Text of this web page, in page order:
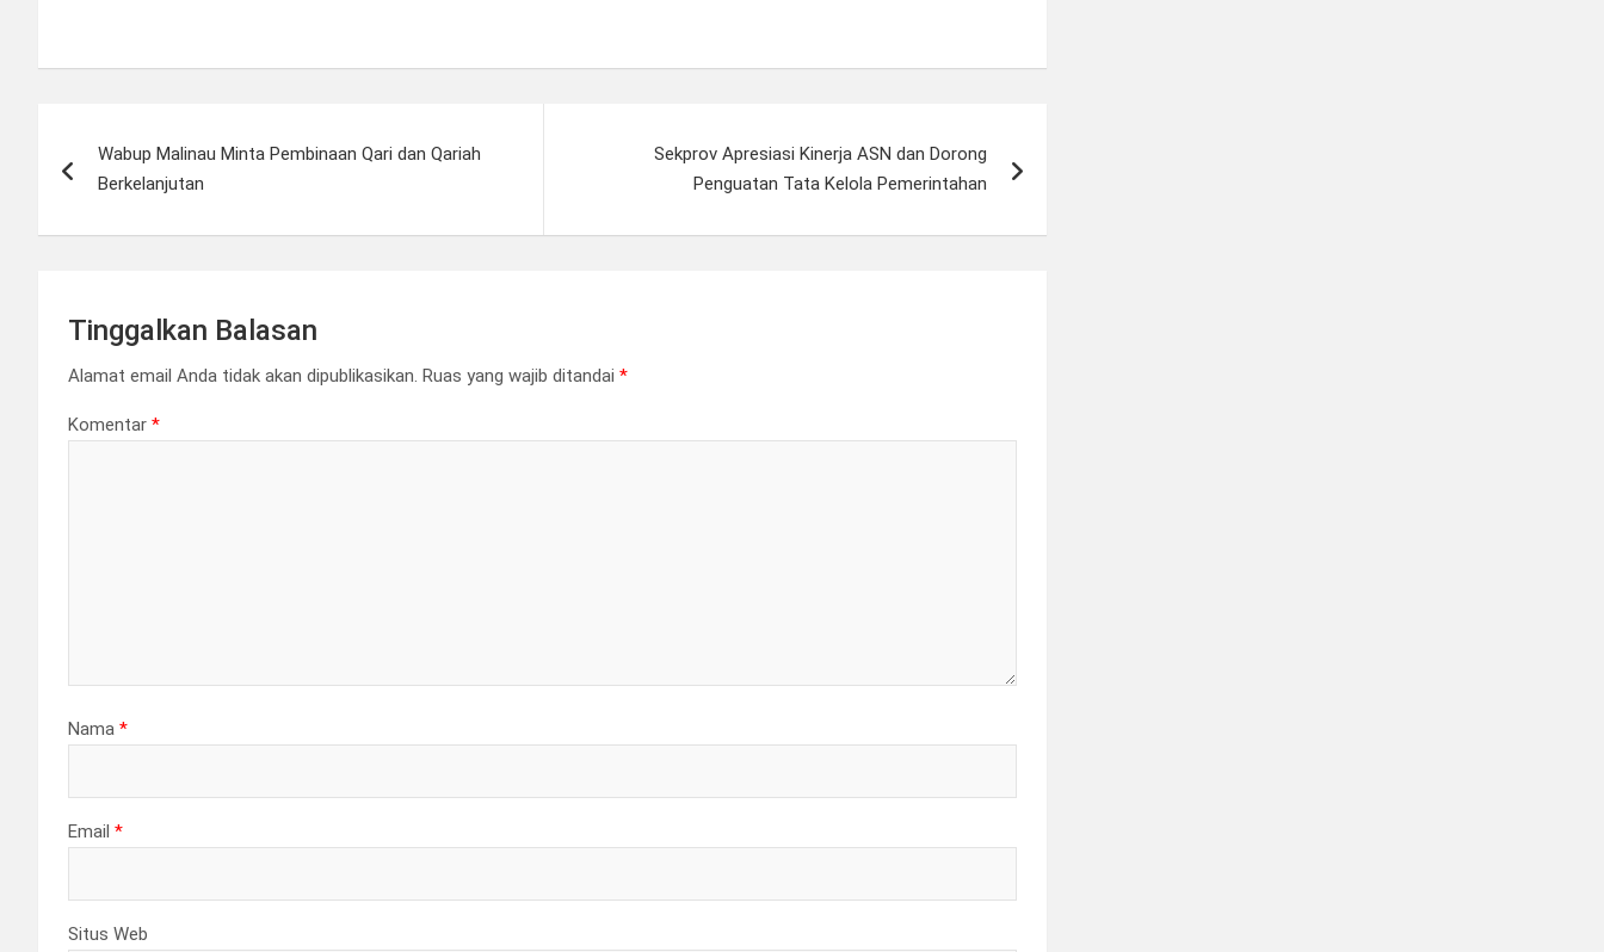
posWabup Malinau Minta Pembinaan Qari dan Qariah
Berkelanjutan
Sekprov Apresiasi Kinerja ASN dan Dorong
Penguatan Tata Kelola Pemerintahan
Tinggalkan Balasan
Alamat email Anda tidak akan dipublikasikan. Ruas yang wajib ditandai *
Komentar *
Nama *
Email *
Situs Web